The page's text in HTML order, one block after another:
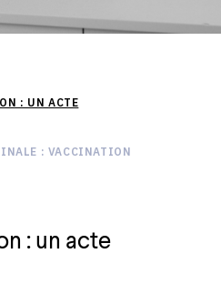
: un acte
: UN ACTE
: VACCINATION